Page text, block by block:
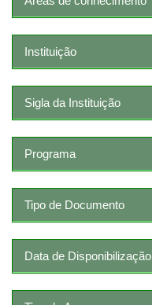
Instituição
Sigla da Instituição
Programa
Tipo de Documento
Data de Disponibilização